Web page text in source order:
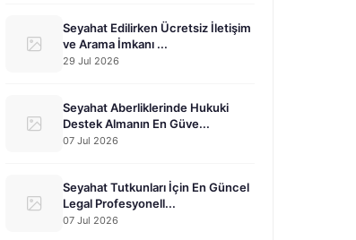
Seyahat Edilirken Ücretsiz İletişim
ve Arama İmkanı ...
29 Jul 2026
Seyahat Aberliklerinde Hukuki
Destek Almanın En Güve...
07 Jul 2026
Seyahat Tutkunları İçin En Güncel
Legal Profesyonell...
07 Jul 2026